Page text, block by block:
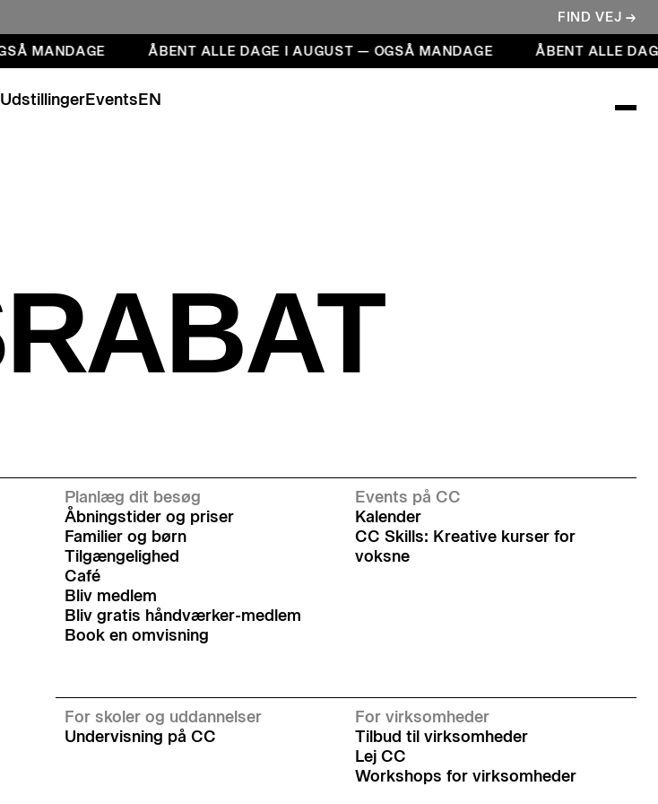
FIND VEJ →
MANDAGE ÅBENT ALLE DAGE I AUGUST — OGSÅ MANDAGE ÅBENT ALLE
UdstillingerEventsEN
Planlæg dit besøg
Åbningstider og priser
Familier og børn
Tilgængelighed
Café
Bliv medlem
Bliv gratis håndværker-medlem
Book en omvisning
Events på CC
Kalender
CC Skills: Kreative kurser for
voksne
For skoler og uddannelser
Undervisning på CC
For virksomheder
Tilbud til virksomheder
Lej CC
Workshops for virksomheder